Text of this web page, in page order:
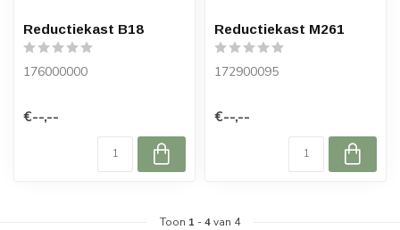
Reductiekast B18
176000000
€--,--
Reductiekast M261
172900095
€--,--
Toon 1 -4van 4